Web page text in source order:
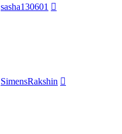
sasha130601
SimensRakshin